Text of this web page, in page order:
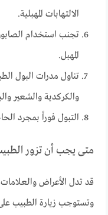
الالتهابات المهبلية.
تجنب استخدام
المهبل.
تناول مدرات البول
والكركدية والشعير
التبول فوراً بمجرد
متى يجب أن تزور
قد تدل الأعراض
وتستوجب زيارة الطبيب